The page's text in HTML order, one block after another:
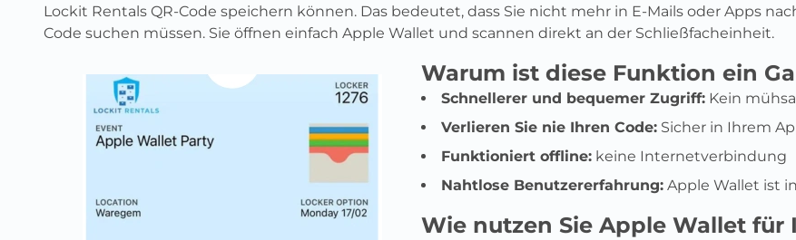
Lockit Rentals QR-Code speichern können. Das bedeutet, dass Sie nicht mehr in E-Mails oder Apps
Code suchen müssen. Sie öffnen einfach Apple Wallet und scannen direkt an der Schließfacheinheit.
Warum ist diese Funktion ein
Schnellerer und bequemer Zugriff: Kein
Verlieren Sie nie Ihren Code: Sicher in Ihrem
Funktioniert offline: keine Internetverbindung
Nahtlose Benutzererfahrung: Apple Wallet ist
Wie nutzen Sie Apple Wallet für